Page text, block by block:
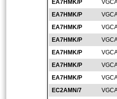
EA7HMK/P
EA7HMK/P
EA7HMK/P
EA7HMK/P
EA7HMK/P
EA7HMK/P
EA7HMK/P
EC2AMN/7